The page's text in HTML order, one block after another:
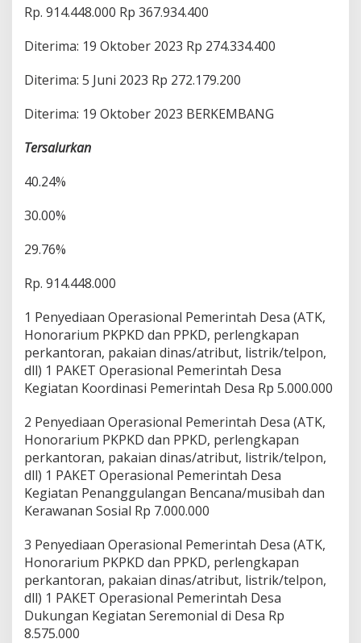
Rp. 914.448.000 Rp 367.934.400
Diterima: 19 Oktober 2023 Rp 274.334.400
Diterima: 5 Juni 2023 Rp 272.179.200
Diterima: 19 Oktober 2023 BERKEMBANG
Tersalurkan
40.24%
30.00%
29.76%
Rp. 914.448.000
1 Penyediaan Operasional Pemerintah Desa (ATK,
Honorarium PKPKD dan PPKD, perlengkapan
perkantoran, pakaian dinas/atribut, listrik/telpon,
dll) 1 PAKET Operasional Pemerintah Desa
Kegiatan Koordinasi Pemerintah Desa Rp 5.000.000
2 Penyediaan Operasional Pemerintah Desa (ATK,
Honorarium PKPKD dan PPKD, perlengkapan
perkantoran, pakaian dinas/atribut, listrik/telpon,
dll) 1 PAKET Operasional Pemerintah Desa
Kegiatan Penanggulangan Bencana/musibah dan
Kerawanan Sosial Rp 7.000.000
3 Penyediaan Operasional Pemerintah Desa (ATK,
Honorarium PKPKD dan PPKD, perlengkapan
perkantoran, pakaian dinas/atribut, listrik/telpon,
dll) 1 PAKET Operasional Pemerintah Desa
Dukungan Kegiatan Seremonial di Desa Rp
8.575.000